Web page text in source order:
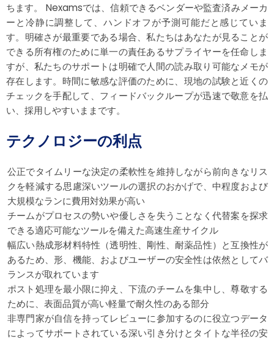
ちます。 Nexamsでは、信頼できるベンダーや監査済みメーカ
ーと冷静に調整して、ハンドオフが予測可能だと感じていま
す。明確さが最重要である場合、私たちはあなたが見ることが
できる所有権のために単一の責任あるサプライヤーを任命しま
すが、私たちのサポートは明確で人間の読み取り可能なメモが
存在します。時間に敏感な評価のために、現地の試験と近くの
チェックを手配して、フィードバックループが迅速で敬意を払
い、採用しやすいままです。
テクノロジーの利点
公正でタイムリーな決定の柔軟性を維持しながら前向きなリス
クを軽減する思慮深いツールの選択のおかげで、中程度および
大規模なランに費用対効果が高い
チームがプロセスの勢いや優しさを失うことなく代替案を探求
できる適応可能なツールを備えた高速生産サイクル
幅広い熱成形材料特性（透明性、剛性、耐薬品性）と互換性が
あるため、形、機能、およびユーザーの安全性は依然としてバ
ランスが取れています
ポスト処理を最小限に抑え、下流のチームを集中し、尊敬する
ために、表面品質が高い軽量で耐久性のある部分
非専門家が自信を持ってレビューに参加するのに役立つデータ
によってサポートされている深い引き分けとタイトな半径の安